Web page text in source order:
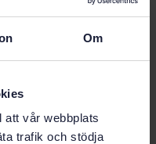
Om
att vår webbplats
trafik och stödja